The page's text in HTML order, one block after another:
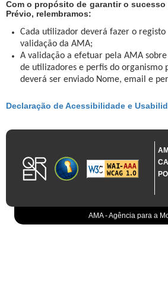
Com o propósito de garantir o
Prévio, relembramos:
Cada utilizador deverá fazer o
validação da AMA;
A validação a efetuar pela AMA
de utilizadores e perfis do organismo
deverá ser enviado Nome, email e
Declaração de Acessibilidade e
AMA - Agência para a